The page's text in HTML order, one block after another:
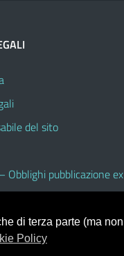
del sito
Obblighi pubblicazione
di terza parte (ma
Policy